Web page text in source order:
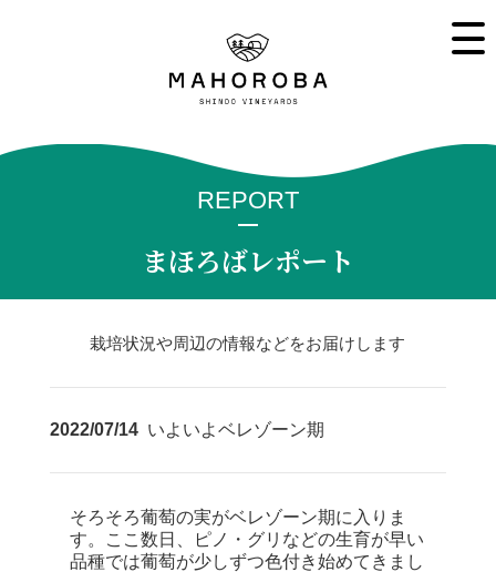
REPORT
まほろばレポート
栽培状況や周辺の情報などをお届けします
2022/07/14いよいよベレゾーン期
そろそろ葡萄の実がベレゾーン期に入りま
す。ここ数日、ピノ・グリなどの生育が早い
品種では葡萄が少しずつ色付き始めてきまし